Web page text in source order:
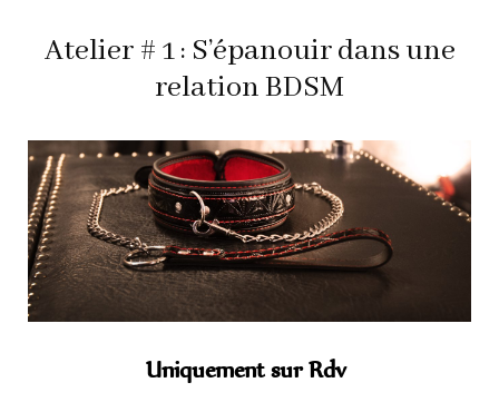
Atelier # 1 : S’épanouir dans une
relation BDSM
Uniquement sur Rdv